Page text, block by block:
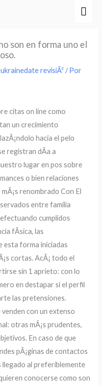
son en forma uno el
ukrainedate revisiÃ³ / Por
citas on line como
un crecimiento
hacia el pelo
registran dÃ­a a
lugar en pos sobre
o bien relaciones
renombrado Con El
entre familia
cumplidos
fÃ­sica, las
esta forma iniciadas
cortas. AcÃ¡ todo el
sin 1 aprieto: con lo
en destapar si el perfil
las pretensiones.
con un extenso
otras mÃ¡s prudentes,
En caso de que
pÃ¡ginas de contactos
llegado al preferiblemente
conocerse como son